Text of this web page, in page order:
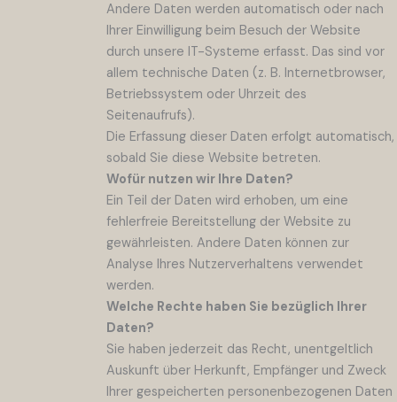
Andere Daten werden automatisch oder nach
Ihrer Einwilligung beim Besuch der Website
durch unsere IT-Systeme erfasst. Das sind vor
allem technische Daten (z. B. Internetbrowser,
Betriebssystem oder Uhrzeit des
Seitenaufrufs).
Die Erfassung dieser Daten erfolgt automatisch,
sobald Sie diese Website betreten.
Wofür nutzen wir Ihre Daten?
Ein Teil der Daten wird erhoben, um eine
fehlerfreie Bereitstellung der Website zu
gewährleisten. Andere Daten können zur
Analyse Ihres Nutzerverhaltens verwendet
werden.
Welche Rechte haben Sie bezüglich Ihrer
Daten?
Sie haben jederzeit das Recht, unentgeltlich
Auskunft über Herkunft, Empfänger und Zweck
Ihrer gespeicherten personenbezogenen Daten